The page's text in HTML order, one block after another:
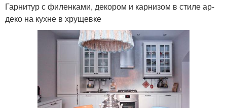
Гарнитур с филенками, декором и карнизом в стиле ар-
деко на кухне в хрущевке